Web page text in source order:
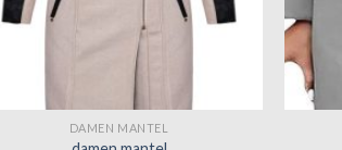
DAMEN MANTEL